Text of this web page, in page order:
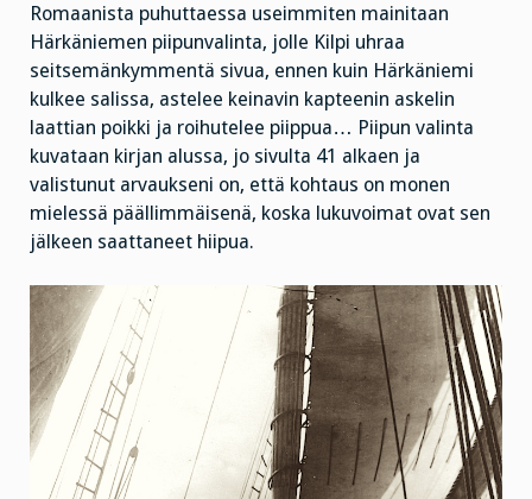
Romaanista puhuttaessa useimmiten mainitaan
Härkäniemen piipunvalinta, jolle Kilpi uhraa
seitsemänkymmentä sivua, ennen kuin Härkäniemi
kulkee salissa, astelee keinavin kapteenin askelin
laattian poikki ja roihutelee piippua… Piipun valinta
kuvataan kirjan alussa, jo sivulta 41 alkaen ja
valistunut arvaukseni on, että kohtaus on monen
mielessä päällimmäisenä, koska lukuvoimat ovat sen
jälkeen saattaneet hiipua.